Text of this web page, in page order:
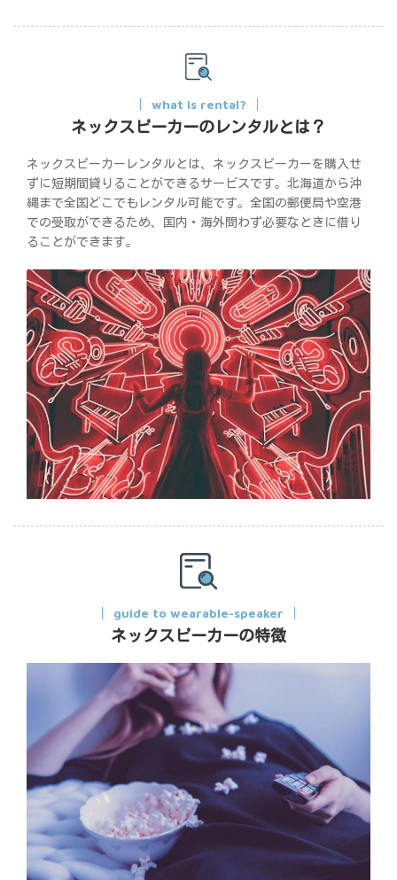
what is rental?
ネックスピーカーのレンタルとは？
ネックスピーカーレンタルとは、ネックスピーカーを購入せ
ずに短期間貸りることができるサービスです。北海道から沖
縄まで全国どこでもレンタル可能です。全国の郵便局や空港
での受取ができるため、国内・海外問わず必要なときに借り
ることができます。
guide to wearable-speaker
ネックスピーカーの特徴